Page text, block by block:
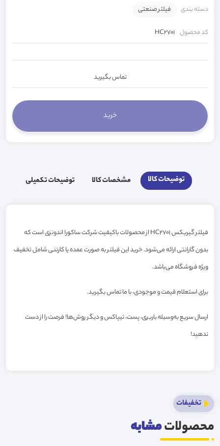
دسته بندی فیلتر صنعتی
کد محصول HC2701
تماس بگیرید
توضیحات کالا مشخصات کالا توضیحات تکمیلی
فیلتر گیربکس HC2701 از محصولات باکیفیت شرکت ساکورا اندونزی است که
بدون گارانتی ارائه می‌شود. خرید این فیلتر به صورت عمده یا کارتنی شامل تخفیف
ویژه فروشگاه می‌باشد.
برای استعلام قیمت و موجودی، با ما تماس بگیرید.
ارسال سریع به‌وسیله باربری، پست، تیپاکس و دیگر روش‌ها! فرصت را از دست
ندهید!
تخفیفات
محصولاتمشابه